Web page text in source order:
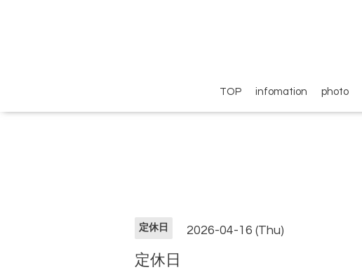
TOP infomation photo
定休日 2026-04-16 (Thu)
定休日